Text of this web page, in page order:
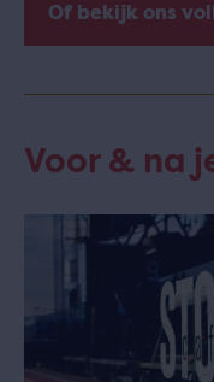
Of bekijk ons
Voor & na